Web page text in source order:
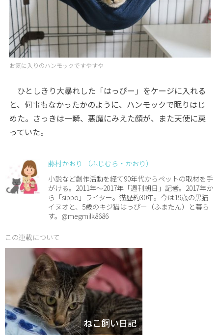
お気に入りのハンモックですやすや
ひとしきり大暴れした「はっぴー」をケージに入れる
と、何事もなかったかのように、ハンモックで眠りはじ
めた。さっきは一瞬、悪魔にみえた顔が、また天使に戻
っていた。
藤村かおり （ふじむら・かおり）
小説など創作活動を経て90年代からペットの取材を手
がける。2011年～2017年「週刊朝日」記者。2017年か
ら「sippo」ライター。猫歴約30年。今は19歳の黒猫
イヌオと、5歳のキジ猫はっぴー（ふまたん）と暮ら
す。@megmilk8686
この連載について
ねこ飼い日記